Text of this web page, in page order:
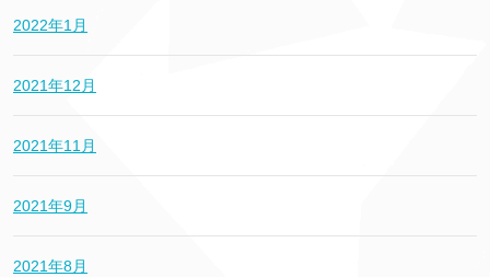
2022年1月
2021年12月
2021年11月
2021年9月
2021年8月